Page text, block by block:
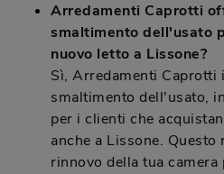
Arredamenti Caprotti
smaltimento dell'usato
nuovo letto a Lissone?
Sì, Arredamenti Caprotti
smaltimento dell'usato,
per i clienti che
anche a Lissone.
rinnovo della tua camera